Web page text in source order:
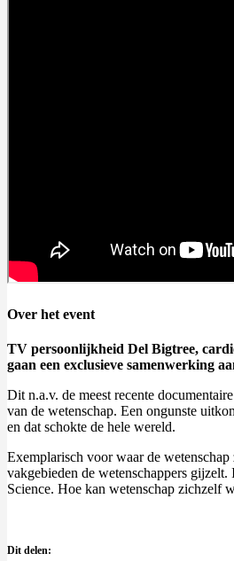
Over het event
TV persoonlijkheid Del Bigtree,
gaan een exclusieve samenwerking
Dit n.a.v. de meest recente
van de wetenschap. Een ongunste
en dat schokte de hele wereld.
Exemplarisch voor waar de
vakgebieden de wetenschappers
Science. Hoe kan wetenschap zichzelf
Dit delen: